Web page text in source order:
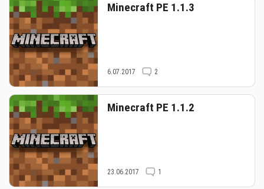
Minecraft PE 1.1.3
6.07.2017 2
Minecraft PE 1.1.2
23.06.2017 1